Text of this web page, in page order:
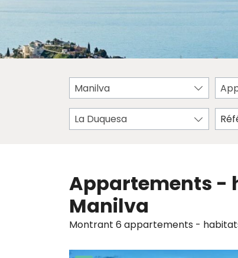
Manilva
La Duquesa
Appartements -
Manilva
Montrant 6 appartements -